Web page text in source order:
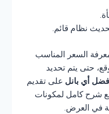
نظام قائم.
السعر المناسب
حتى يتم تحديد
أي بانل على تقديم
شرح كامل لمكونات
في العرض.